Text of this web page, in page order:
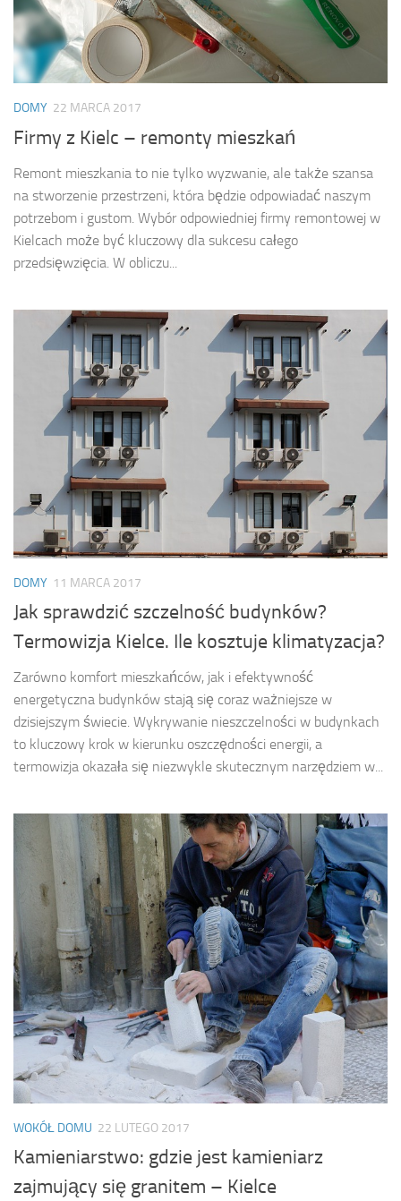
DOMY 22 MARCA 2017
Firmy z Kielc – remonty mieszkań
Remont mieszkania to nie tylko wyzwanie, ale także szansa
na stworzenie przestrzeni, która będzie odpowiadać naszym
potrzebom i gustom. Wybór odpowiedniej firmy remontowej w
Kielcach może być kluczowy dla sukcesu całego
przedsięwzięcia. W obliczu...
DOMY 11 MARCA 2017
Jak sprawdzić szczelność budynków?
Termowizja Kielce. Ile kosztuje klimatyzacja?
Zarówno komfort mieszkańców, jak i efektywność
energetyczna budynków stają się coraz ważniejsze w
dzisiejszym świecie. Wykrywanie nieszczelności w budynkach
to kluczowy krok w kierunku oszczędności energii, a
termowizja okazała się niezwykle skutecznym narzędziem w...
WOKÓŁ DOMU 22 LUTEGO 2017
Kamieniarstwo: gdzie jest kamieniarz
zajmujący się granitem – Kielce